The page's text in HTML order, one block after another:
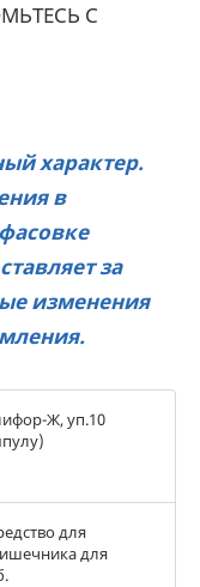
С
характер.
в
за
изменения
Ж, уп.10
для
для